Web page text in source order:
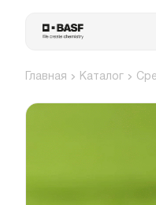
Главная Каталог